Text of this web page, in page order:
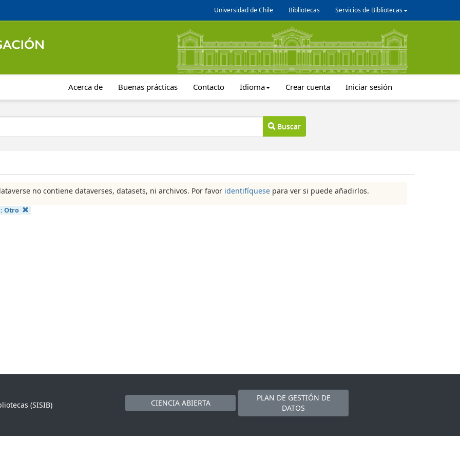
Universidad de Chile Bibliotecas Servicios de Bibliotecas
Acerca de Buenas prácticas Contacto Idioma Crear cuenta Iniciar sesión
Buscar
no contiene dataverses, datasets, ni archivos. Por favor identifíquese para ver si puede añadirlos.
Otro
(SISIB)
CIENCIA ABIERTA
PLAN DE GESTIÓN DE
DATOS